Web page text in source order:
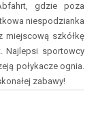
gdzie poza
niespodzianka
miejscową szkółkę
Najlepsi sportowcy
połykacze ognia.
zabawy!